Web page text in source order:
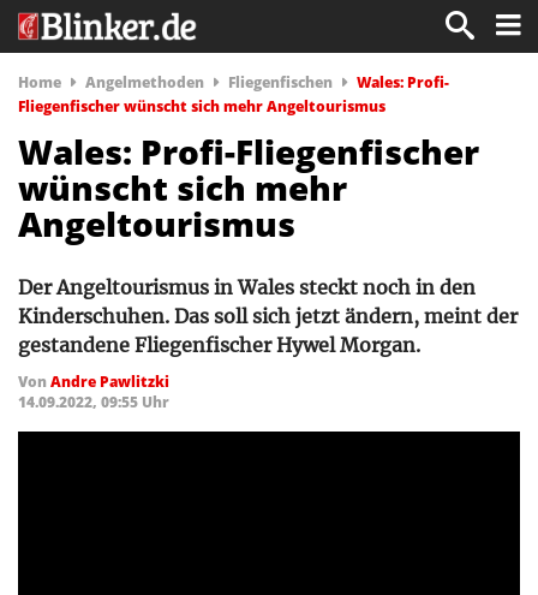
Home Angelmethoden Fliegenfischen
Wales: Profi-
Fliegenfischer wünscht sich mehr Angeltourismus
Wales: Profi-Fliegenfischer
wünscht sich mehr
Angeltourismus
Der Angeltourismus in Wales steckt noch in den
Kinderschuhen. Das soll sich jetzt ändern, meint der
gestandene Fliegenfischer Hywel Morgan.
VonAndre Pawlitzki
14.09.2022, 09:55 Uhr